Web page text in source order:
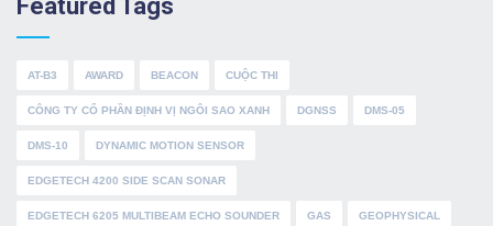
Featured Tags
AT-B3 AWARD BEACON CUỘC THI
CÔNG TY CỔ PHẦN ĐỊNH VỊ NGÔI SAO XANH DGNSS DMS-05
DMS-10 DYNAMIC MOTION SENSOR
EDGETECH 4200 SIDE SCAN SONAR
EDGETECH 6205 MULTIBEAM ECHO SOUNDER GAS GEOPHYSICAL